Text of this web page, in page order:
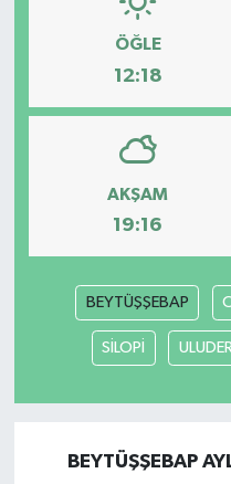
ÖĞLE
12:18
AKŞAM
19:16
BEYTÜŞŞEBAP
SİLOPİ
BEYTÜŞŞEBAP